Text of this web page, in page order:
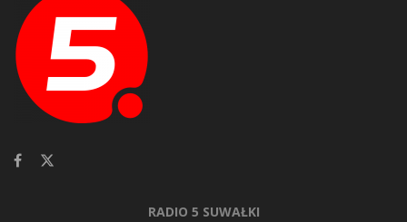
RADIO 5 SUWAŁKI